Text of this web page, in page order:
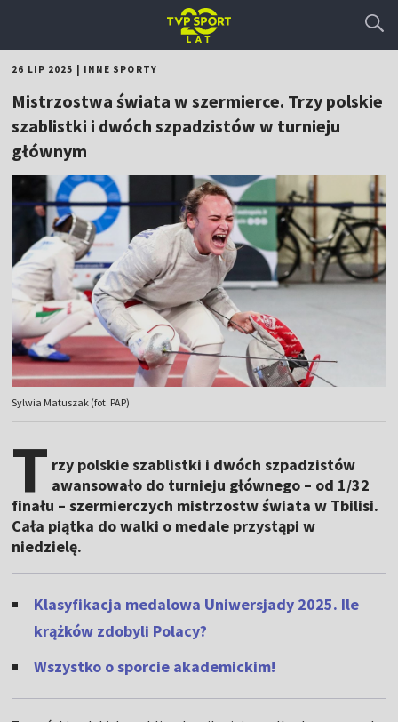
26 LIP 2025 INNE SPORTY
Mistrzostwa świata w szermierce. Trzy polskie
szablistki i dwóch szpadzistów w turnieju
głównym
Sylwia Matuszak (fot. PAP)
T rzy polskie szablistki i dwóch szpadzistów
awansowało do turnieju głównego – od 1/32
finału – szermierczych mistrzostw świata w Tbilisi.
Cała piątka do walki o medale przystąpi w
niedzielę.
Klasyfikacja medalowa Uniwersjady 2025. Ile
krążków zdobyli Polacy?
Wszystko o sporcie akademickim!